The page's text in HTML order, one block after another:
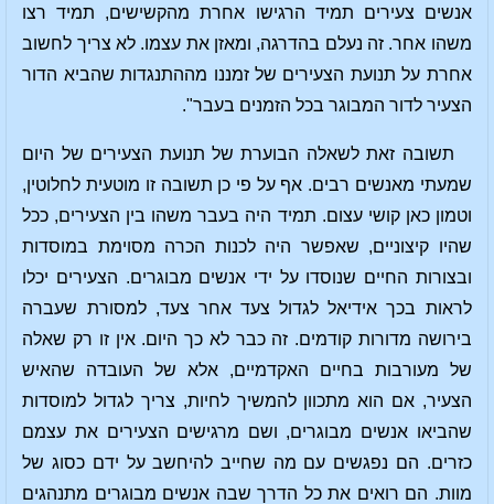
אנשים צעירים תמיד הרגישו אחרת מהקשישים, תמיד רצו
משהו אחר. זה נעלם בהדרגה, ומאזן את עצמו. לא צריך לחשוב
אחרת על תנועת הצעירים של זמננו מההתנגדות שהביא הדור
הצעיר לדור המבוגר בכל הזמנים בעבר".
תשובה זאת לשאלה הבוערת של תנועת הצעירים של היום
שמעתי מאנשים רבים. אף על פי כן תשובה זו מוטעית לחלוטין,
וטמון כאן קושי עצום. תמיד היה בעבר משהו בין הצעירים, ככל
שהיו קיצוניים, שאפשר היה לכנות הכרה מסוימת במוסדות
ובצורות החיים שנוסדו על ידי אנשים מבוגרים. הצעירים יכלו
לראות בכך אידיאל לגדול צעד אחר צעד, למסורת שעברה
בירושה מדורות קודמים. זה כבר לא כך היום. אין זו רק שאלה
של מעורבות בחיים האקדמיים, אלא של העובדה שהאיש
הצעיר, אם הוא מתכוון להמשיך לחיות, צריך לגדול למוסדות
שהביאו אנשים מבוגרים, ושם מרגישים הצעירים את עצמם
כזרים. הם נפגשים עם מה שחייב להיחשב על ידם כסוג של
מוות. הם רואים את כל הדרך שבה אנשים מבוגרים מתנהגים